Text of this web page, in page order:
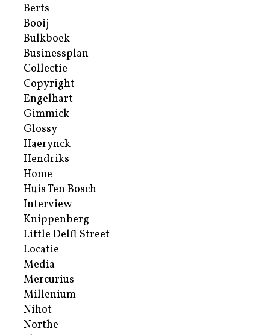
Berts
Booij
Bulkboek
Businessplan
Collectie
Copyright
Engelhart
Gimmick
Glossy
Haerynck
Hendriks
Home
Huis Ten Bosch
Interview
Knippenberg
Little Delft Street
Locatie
Media
Mercurius
Millenium
Nihot
Northe